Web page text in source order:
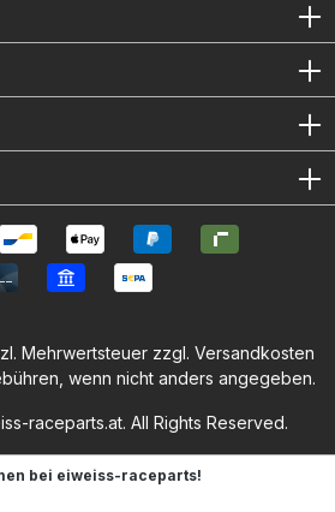
Mehrwertsteuer zzgl. Versandkosten
wenn nicht anders angegeben.
raceparts.at. All Rights Reserved.
bei eiweiss-raceparts!